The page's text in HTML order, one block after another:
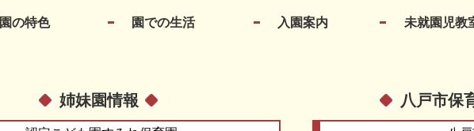
園の特色 園での生活 入園案内 未就園児教
姉妹園情報 八戸市保